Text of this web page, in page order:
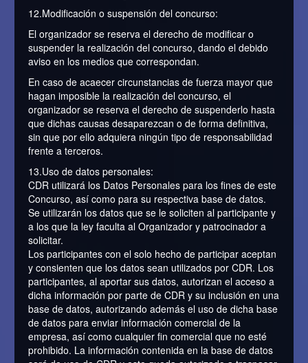
12.Modificación o suspensión del concurso:
El organizador se reserva el derecho de modificar o
suspender la realización del concurso, dando el debido
aviso en los medios que correspondan.
En caso de acaecer circunstancias de fuerza mayor que
hagan imposible la realización del concurso, el
organizador se reserva el derecho de suspenderlo hasta
que dichas causas desaparezcan o de forma definitiva,
sin que por ello adquiera ningún tipo de responsabilidad
frente a terceros.
13.Uso de datos personales:
CDR utilizará los Datos Personales para los fines de este
Concurso, así como para su respectiva base de datos.
Se utilizarán los datos que se le soliciten al participante y
a los que la ley faculta al Organizador y patrocinador a
solicitar.
Los participantes con el solo hecho de participar aceptan
y consienten que los datos sean utilizados por CDR. Los
participantes, al aportar sus datos, autorizan el acceso a
dicha información por parte de CDR y su inclusión en una
base de datos, autorizando además el uso de dicha base
de datos para enviar información comercial de la
empresa, así como cualquier fin comercial que no esté
prohibido. La información contenida en la base de datos